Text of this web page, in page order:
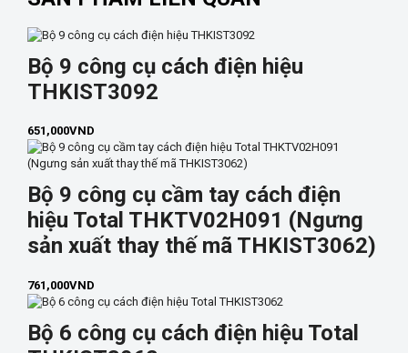
Bộ 9 công cụ cách điện hiệu
THKIST3092
651,000VND
Bộ 9 công cụ cầm tay cách điện
hiệu Total THKTV02H091 (Ngưng
sản xuất thay thế mã THKIST3062)
761,000VND
Bộ 6 công cụ cách điện hiệu Total